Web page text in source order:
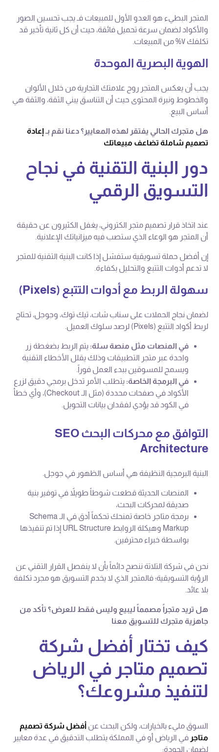
المتجر البطيء هو العدو الأول للمبيعات فـ يجب تحسين الصور
والأكواد لضمان سرعة تحميل فائقة، حيث أن كل ثانية تأخير قد
تكلفك ٧% من المبيعات.
الهوية البصرية الموحدة
يجب أن يعكس المتجر روح علامتك التجارية من خلال الألوان
والخطوط ونبرة المحتوى حيث أن التناسق يبني الثقة، والثقة هي
أساس البيع.
هل متجرك الحالي يفتقر لهذه المعايير؟ دعنا نقم بـ إعادة
تصميم شاملة تضاعف مبيعاتك
دور البنية التقنية في نجاح
التسويق الرقمي
عند اتخاذ قرار تصميم متجر الكتروني، يغفل الكثيرون عن حقيقة
أن المتجر هو الوعاء الذي ستصب فيه ميزانياتك الإعلانية.
إن أفضل حملة تسويقية ستفشل إذا كانت البنية التقنية للمتجر
لا تدعم أدوات التتبع والتحليل بكفاءة.
سهولة الربط مع أدوات التتبع (Pixels)
لضمان نجاح الحملات على سناب شات، تيك توك، وجوجل، تحتاج
لربط أكواد التتبع (Pixels) لرصد سلوك العميل.
في المنصات مثل منصة سلة: يتم الربط بضغطة زر
واحدة عبر متجر التطبيقات وذلك يقلل الأخطاء التقنية
ويسمح للمسوقين ببدء العمل فوراً.
في البرمجة الخاصة: يتطلب الأمر تدخل برمجي دقيق لزرع
الأكواد في صفحات محددة (مثل الـ Checkout)، وأي خطأ
في الكود قد يؤدي لفقدان بيانات التحويل.
التوافق مع محركات البحث SEO
Architecture
البنية البرمجية النظيفة هي أساس الظهور في جوجل.
المنصات الحديثة قطعت شوطاً طويلاً في توفير بنية
صديقة لمحركات البحث،
برمجة متاجر خاصة تمنحك تحكماً أدق في الـ Schema
Markup وهيكلة الروابط URL Structure إذا تم تنفيذها
بواسطة خبراء محترفين.
نحن في شركة التلاتة ننصح دائماً بأن لا ينفصل القرار التقني عن
الرؤية التسويقية؛ فالمتجر الذي لا يخدم التسويق هو مجرد تكلفة
بلا عائد.
هل تريد متجراً مصمماً ليبيع وليس فقط للعرض؟ تأكد من
جاهزية متجرك للتسويق معنا
كيف تختار أفضل شركة
تصميم متاجر في الرياض
لتنفيذ مشروعك؟
السوق مليء بالخيارات، ولكن البحث عن أفضل شركة تصميم
متاجر في الرياض أو في المملكة يتطلب التدقيق في عدة معايير
لضمان الجودة: